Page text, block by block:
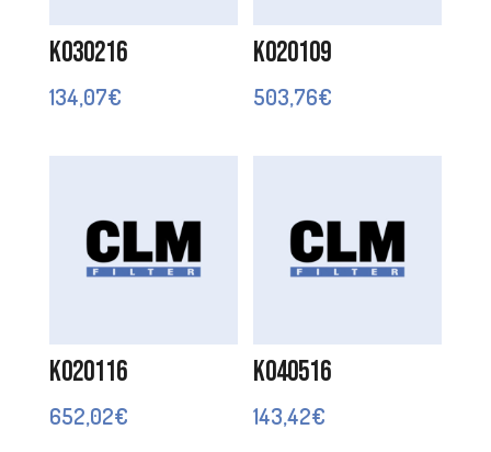
K030216
134,07€
K020109
503,76€
K020116
652,02€
K040516
143,42€